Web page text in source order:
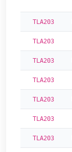
TLA203
TLA203
TLA203
TLA203
TLA203
TLA203
TLA203